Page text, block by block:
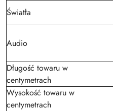
Światła
Audio
Długość towaru w
centymetrach
Wysokość towaru w
centymetrach